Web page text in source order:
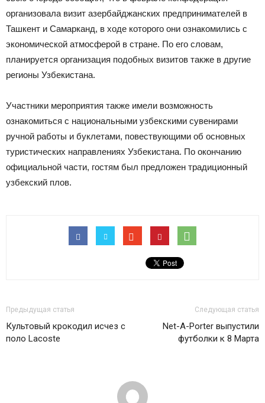
организовала визит азербайджанских предпринимателей в
Ташкент и Самарканд, в ходе которого они ознакомились с
экономической атмосферой в стране. По его словам,
планируется организация подобных визитов также в другие
регионы Узбекистана.
Участники мероприятия также имели возможность
ознакомиться с национальными узбекскими сувенирами
ручной работы и буклетами, повествующими об основных
туристических направлениях Узбекистана. По окончанию
официальной части, гостям был предложен традиционный
узбекский плов.
Предыдущая статья
Культовый крокодил исчез с
поло Lacoste
Следующая статья
Net-A-Porter выпустили
футболки к 8 Марта